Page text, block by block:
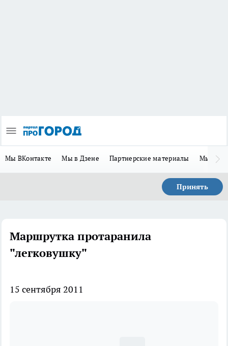
Мы ВКонтакте Мы в Дзене Партнерские материалы Мы в
Принять
Маршрутка протаранила
"легковушку"
15 сентября 2011